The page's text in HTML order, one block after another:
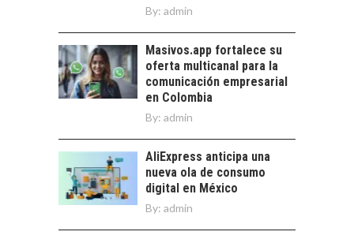
By: admin
Masivos.app fortalece su
oferta multicanal para la
comunicación empresarial
en Colombia
By: admin
AliExpress anticipa una
nueva ola de consumo
digital en México
By: admin